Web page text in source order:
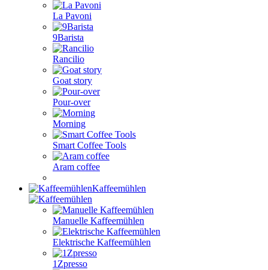
La Pavoni
9Barista
Rancilio
Goat story
Pour-over
Morning
Smart Coffee Tools
Aram coffee
Kaffeemühlen
Manuelle Kaffeemühlen
Elektrische Kaffeemühlen
1Zpresso